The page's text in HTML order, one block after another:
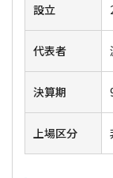
設立
代表者
決算期
上場区分